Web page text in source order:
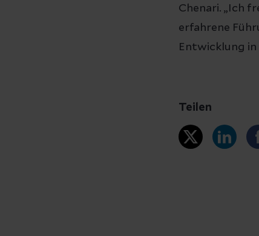
Chenari. „Ich
erfahrene
Entwicklung
Teilen